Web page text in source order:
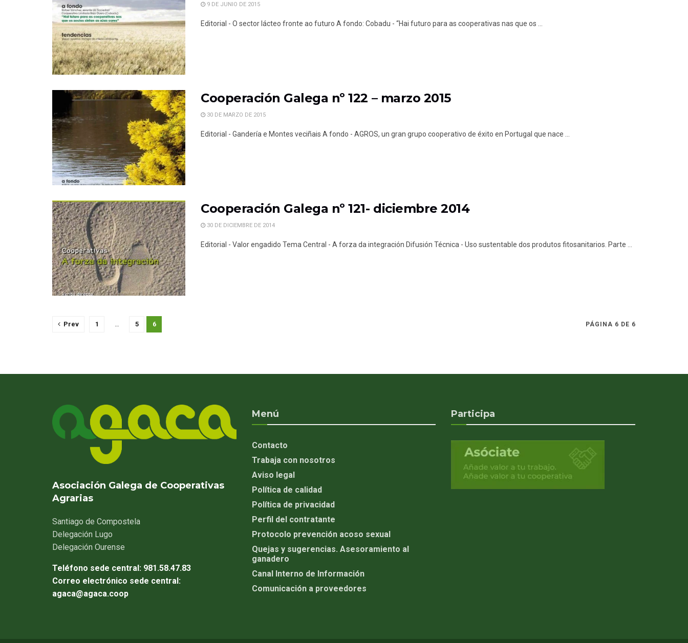
9 DE JUNIO DE 2015
Editorial - O sector lácteo fronte ao futuro A fondo: Cobadu - “Hai futuro para as cooperativas nas que os ...
Cooperación Galega nº 122 – marzo 2015
30 DE MARZO DE 2015
Editorial - Gandería e Montes veciñais A fondo - AGROS, un gran grupo cooperativo de éxito en Portugal que nace ...
Cooperación Galega nº 121- diciembre 2014
30 DE DICIEMBRE DE 2014
Editorial - Valor engadido Tema Central - A forza da integración Difusión Técnica - Uso sustentable dos produtos fitosanitarios. Parte ...
PÁGINA 6 DE 6
Prev 1 … 5 6
Asociación Galega de Cooperativas
Agrarias
Santiago de Compostela
Delegación Lugo
Delegación Ourense
Teléfono sede central: 981.58.47.83
Correo electrónico sede central:
agaca@agaca.coop
Menú
Contacto
Trabaja con nosotros
Aviso legal
Política de calidad
Política de privacidad
Perfil del contratante
Protocolo prevención acoso sexual
Quejas y sugerencias. Asesoramiento al
ganadero
Canal Interno de Información
Comunicación a proveedores
Participa